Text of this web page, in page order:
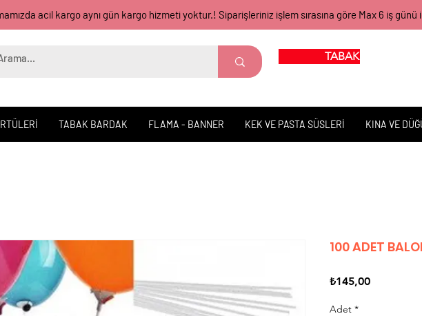
acil kargo aynı gün kargo hizmeti yoktur.! Siparişleriniz işlem sırasına göre Max 6 iş
TABAK BARDAK
TABAK BARDAK FLAMA - BANNER KEK VE PASTA SÜSLERİ KINA VE
100 ADET
₺145,00Fiyat
Adet *